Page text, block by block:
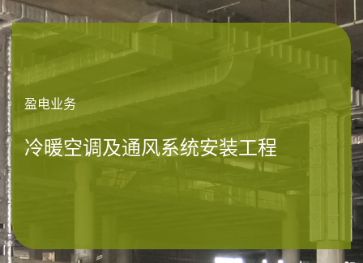
盈电业务
冷暖空调及通风系统安装工程